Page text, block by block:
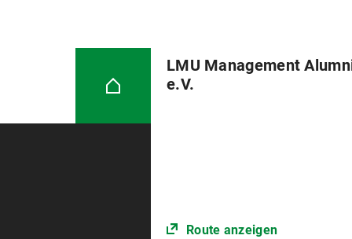
LMU Management
e.V.
Route anzeigen